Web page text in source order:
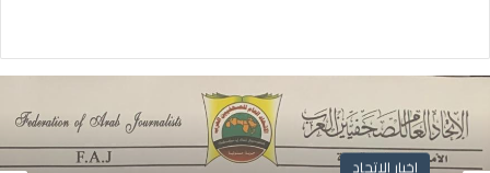
اخبار الاتحاد